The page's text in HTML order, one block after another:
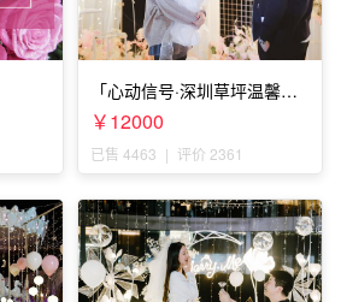
「心动信号·深圳草坪温馨求
婚」
￥12000
已售 4463 | 评价 2361